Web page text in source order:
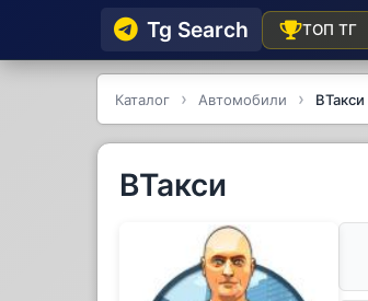
Tg Searсh ТОП ТГ
Каталог Автомобили ВТакси
ВТакси